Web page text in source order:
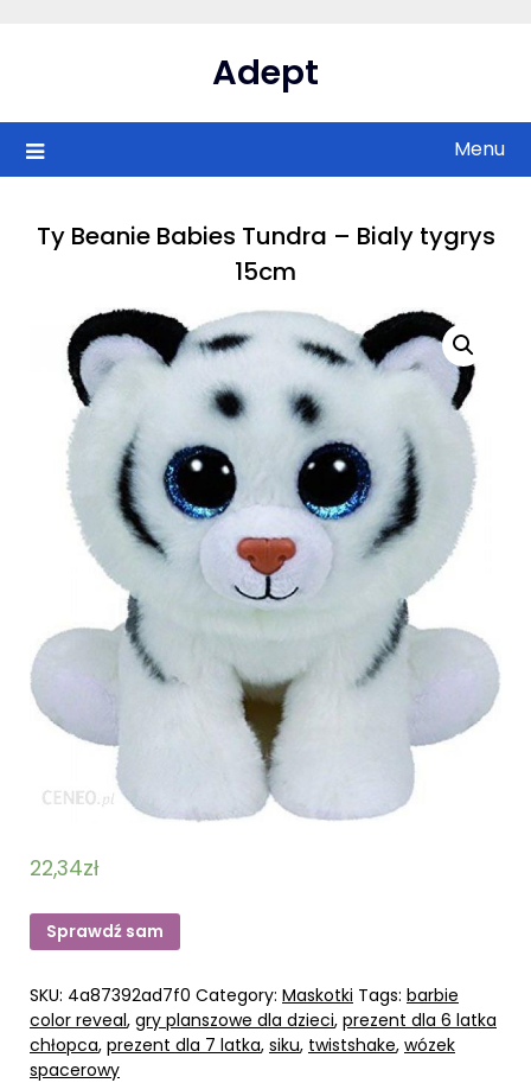
Adept
Menu
Ty Beanie Babies Tundra – Bialy tygrys
15cm
22,34zł
Sprawdź sam
SKU: 4a87392ad7f0 Category: Maskotki Tags: barbie
color reveal, gry planszowe dla dzieci, prezent dla 6 latka
chłopca, prezent dla 7 latka, siku, twistshake, wózek
spacerowy